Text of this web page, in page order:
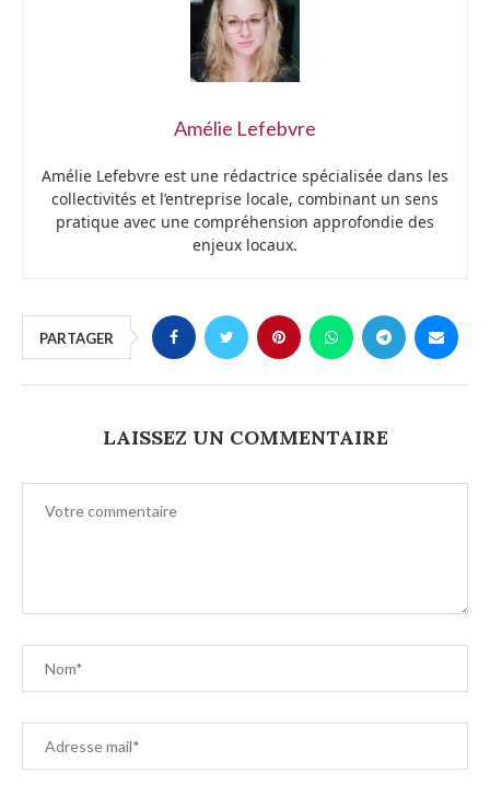
Amélie Lefebvre
Amélie Lefebvre est une rédactrice spécialisée dans les
collectivités et l’entreprise locale, combinant un sens
pratique avec une compréhension approfondie des
enjeux locaux.
PARTAGER
LAISSEZ UN COMMENTAIRE